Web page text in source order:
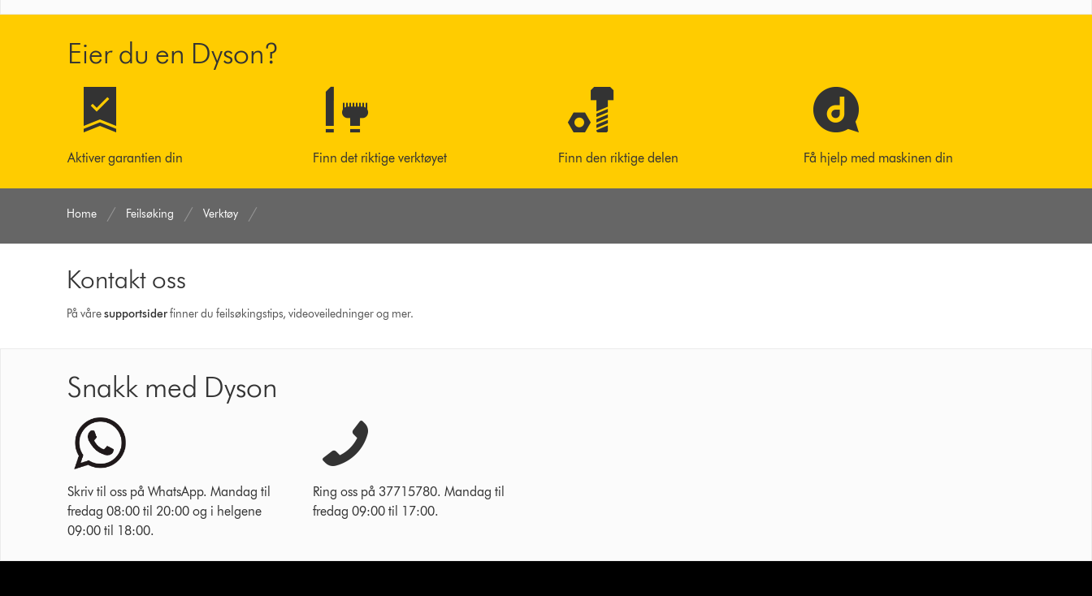
Eier du en Dyson?
Aktiver garantien din Finn det riktige verktøyet Finn den riktige delen Få hjelp med maskinen din
Home Feilsøking Verktøy
Kontakt oss
På våresupportsiderfinner du feilsøkingstips, videoveiledninger og mer.
Snakk med Dyson
Skriv til oss på WhatsApp. Mandag til
fredag 08:00 til 20:00 og i helgene
09:00 til 18:00.
Ring oss på 37715780. Mandag til
fredag 09:00 til 17:00.